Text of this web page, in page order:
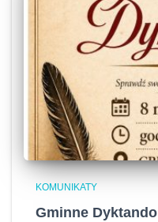
KOMUNIKATY
Gminne Dyktando